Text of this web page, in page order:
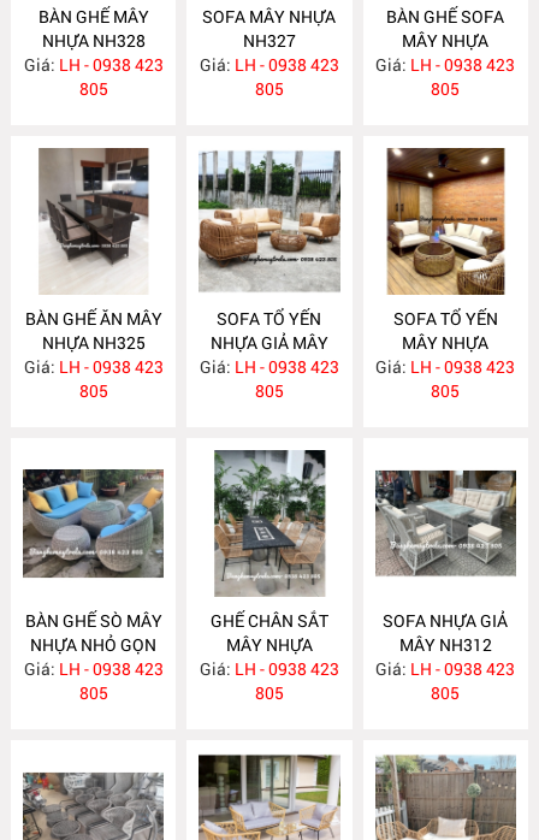
BÀN GHẾ MÂY
NHỰA NH328
Giá: LH - 0938 423
805
SOFA MÂY NHỰA
NH327
Giá: LH - 0938 423
805
BÀN GHẾ SOFA
MÂY NHỰA
NH326
Giá: LH - 0938 423
805
BÀN GHẾ ĂN MÂY
NHỰA NH325
Giá: LH - 0938 423
805
SOFA TỔ YẾN
NHỰA GIẢ MÂY
NH321
Giá: LH - 0938 423
805
SOFA TỔ YẾN
MÂY NHỰA
NH315
Giá: LH - 0938 423
805
BÀN GHẾ SÒ MÂY
NHỰA NHỎ GỌN
NH314
Giá: LH - 0938 423
805
GHẾ CHÂN SẮT
MÂY NHỰA
NH313
Giá: LH - 0938 423
805
SOFA NHỰA GIẢ
MÂY NH312
Giá: LH - 0938 423
805